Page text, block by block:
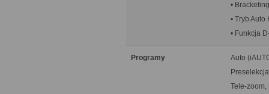
•
• Tryb
• Funkcja
Programy
Auto
Tele-zoom,